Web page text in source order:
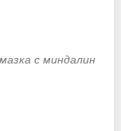
с миндалин